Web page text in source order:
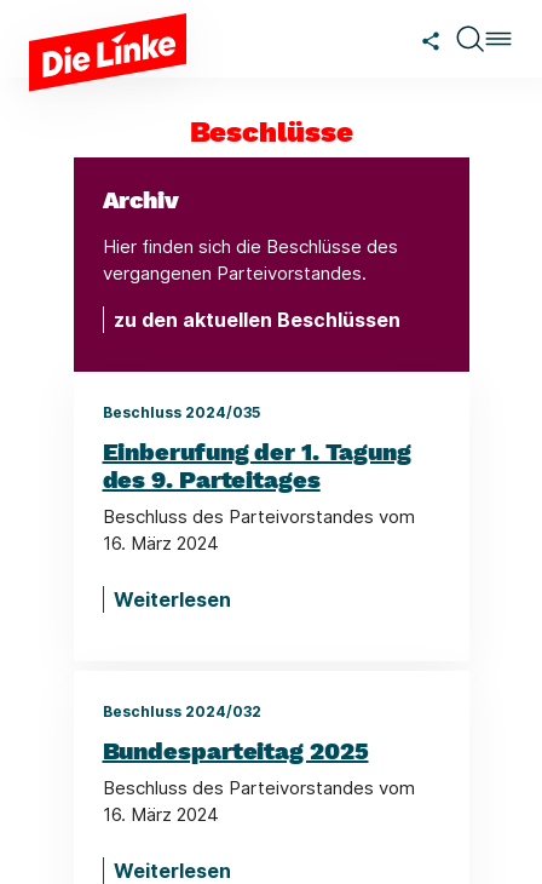
Zum Hauptinhalt springen
Beschlüsse
Archiv
Hier finden sich die Beschlüsse des
vergangenen Parteivorstandes.
zu den aktuellen Beschlüssen
Beschluss 2024/035
Einberufung der 1. Tagung
des 9. Parteitages
Beschluss des Parteivorstandes vom
16. März 2024
Weiterlesen
Beschluss 2024/032
Bundesparteitag 2025
Beschluss des Parteivorstandes vom
16. März 2024
Weiterlesen